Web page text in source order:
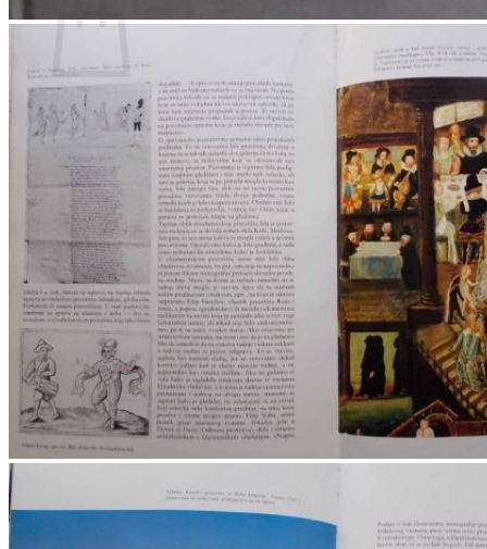
Nema proizvoda u košarici
Povratak u trgovinu